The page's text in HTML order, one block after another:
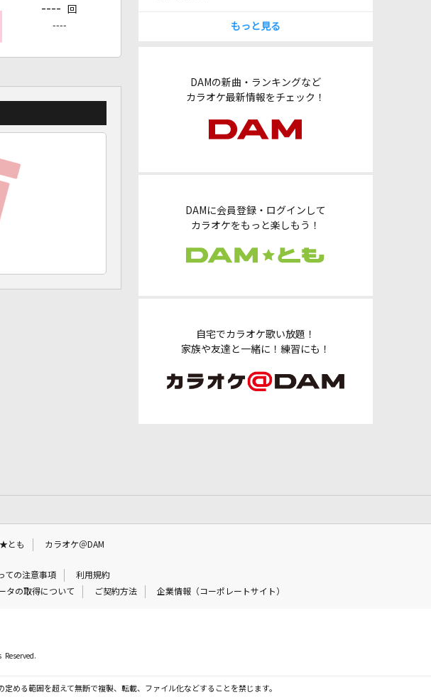
もっと見る
DAMの新曲・ランキングなど
カラオケ最新情報をチェック！
DAMに会員登録・ログインして
カラオケをもっと楽しもう！
自宅でカラオケ歌い放題！
家族や友達と一緒に！練習にも！
---- 回
----
とも カラオケ＠DAM
ての注意事項
利用規約
タの取得について ご契約方法 企業情報（コーポレートサイト）
Reserved.
める範囲を超えて無断で複製、転載、ファイル化などすることを禁じます。